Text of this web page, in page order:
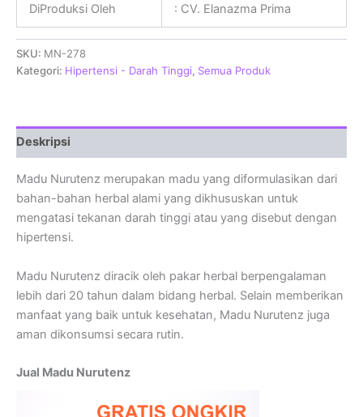
DiProduksi Oleh : CV. Elanazma Prima
SKU: MN-278
Kategori: Hipertensi - Darah Tinggi, Semua Produk
Deskripsi
Madu Nurutenz merupakan madu yang diformulasikan dari
bahan-bahan herbal alami yang dikhususkan untuk
mengatasi tekanan darah tinggi atau yang disebut dengan
hipertensi.
Madu Nurutenz diracik oleh pakar herbal berpengalaman
lebih dari 20 tahun dalam bidang herbal. Selain memberikan
manfaat yang baik untuk kesehatan, Madu Nurutenz juga
aman dikonsumsi secara rutin.
Jual Madu Nurutenz